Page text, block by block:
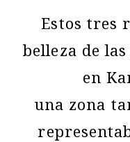
Estos tres
belleza de
en
una zona